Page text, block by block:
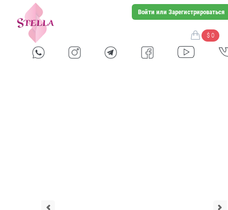
Войти или Зарегистрироваться
$ 0